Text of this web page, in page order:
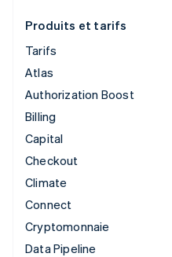
Produits et tarifs
Tarifs
Atlas
Authorization Boost
Billing
Capital
Checkout
Climate
Connect
Cryptomonnaie
Data Pipeline